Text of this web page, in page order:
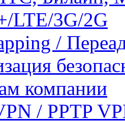
LTE/3G/2G
/
компании
/ PPTP